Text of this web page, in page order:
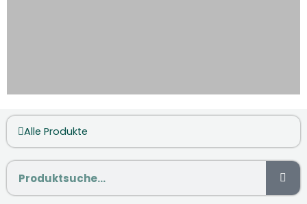
AHR-Caps
Hochwertige Basecaps mit
einzigartigem AHR-Stick in 3D MADE
IM AHRTAL.
Hier klicken
Alle Produkte
Suche